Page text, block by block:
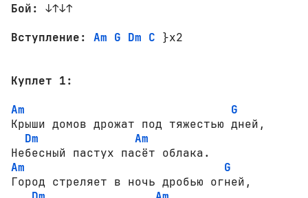
Бой:
↓↑↓↑
Вступление:
Am G Dm C }x2
Куплет 1:
Am
G
Крыши домов дрожат под тяжестью дней,
Dm
Am
Am
G
Город стреляет в ночь дробью огней,